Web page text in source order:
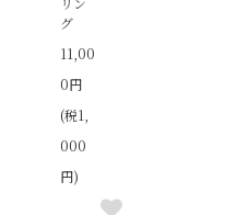
グ
11,00
0円
(税1,
000
円)